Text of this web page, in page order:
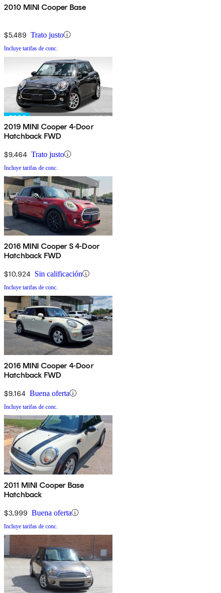
2010 MINI Cooper Base
$5,489 Trato justo
Incluye tarifas de conc.
2019 MINI Cooper 4-Door
Hatchback FWD
$9,464 Trato justo
Incluye tarifas de conc.
2016 MINI Cooper S 4-Door
Hatchback FWD
$10,924 Sin calificación
Incluye tarifas de conc.
2016 MINI Cooper 4-Door
Hatchback FWD
$9,164 Buena oferta
Incluye tarifas de conc.
2011 MINI Cooper Base
Hatchback
$3,999 Buena oferta
Incluye tarifas de conc.